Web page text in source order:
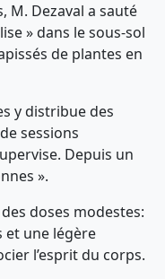
M. Dezaval a sauté
» dans le sous-sol
de plantes en
y distribue des
sessions
Depuis un
».
doses modestes:
et une légère
l’esprit du corps.